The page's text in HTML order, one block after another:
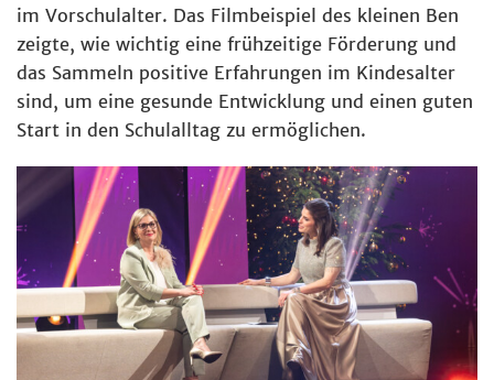
im Vorschulalter. Das Filmbeispiel des kleinen Ben
zeigte, wie wichtig eine frühzeitige Förderung und
das Sammeln positive Erfahrungen im Kindesalter
sind, um eine gesunde Entwicklung und einen guten
Start in den Schulalltag zu ermöglichen.